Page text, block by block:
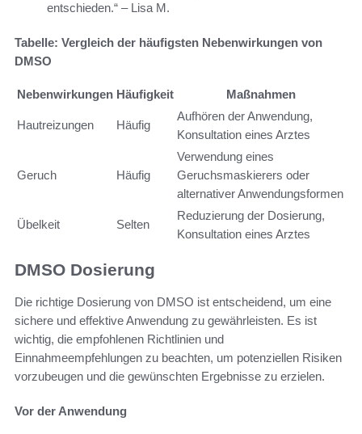
entschieden.“ – Lisa M.
Tabelle: Vergleich der häufigsten Nebenwirkungen von
DMSO
Nebenwirkungen Häufigkeit Maßnahmen
Hautreizungen Häufig
Aufhören der Anwendung,
Konsultation eines Arztes
Geruch Häufig
Verwendung eines
Geruchsmaskierers oder
alternativer Anwendungsformen
Übelkeit Selten
Reduzierung der Dosierung,
Konsultation eines Arztes
DMSO Dosierung
Die richtige Dosierung von DMSO ist entscheidend, um eine
sichere und effektive Anwendung zu gewährleisten. Es ist
wichtig, die empfohlenen Richtlinien und
Einnahmeempfehlungen zu beachten, um potenziellen Risiken
vorzubeugen und die gewünschten Ergebnisse zu erzielen.
Vor der Anwendung